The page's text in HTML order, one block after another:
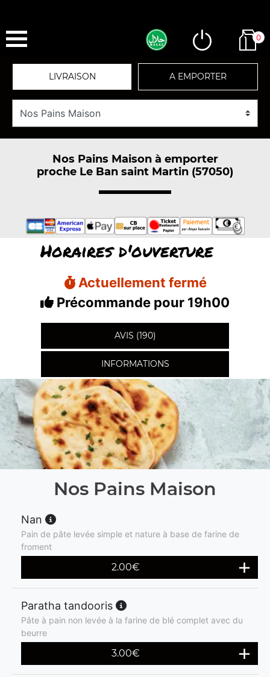
0
LIVRAISON A EMPORTER
Nos Pains Maison à emporter
proche Le Ban saint Martin (57050)
Horaires d'ouverture
Actuellement fermé
Précommande pour 19h00
AVIS (190)
INFORMATIONS
Nos Pains Maison
Nan
Pain de pâte levée simple et nature à base de farine de
froment
2.00€
Paratha tandooris
Pâte à pain non levée à la farine de blé complet avec du
beurre
3.00€